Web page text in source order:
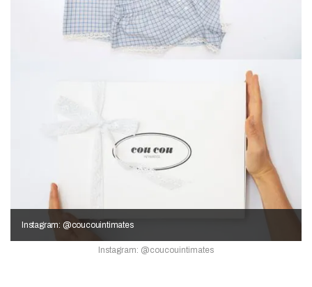
Instagram: @coucouintimates
Instagram: @coucouintimates